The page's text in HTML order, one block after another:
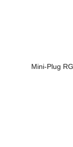
Mini-Plug